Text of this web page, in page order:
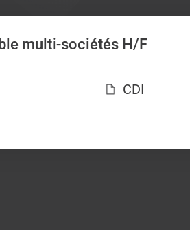
multi-sociétés H/F
CDI